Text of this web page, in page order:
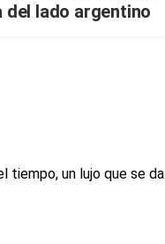
del lado argentino